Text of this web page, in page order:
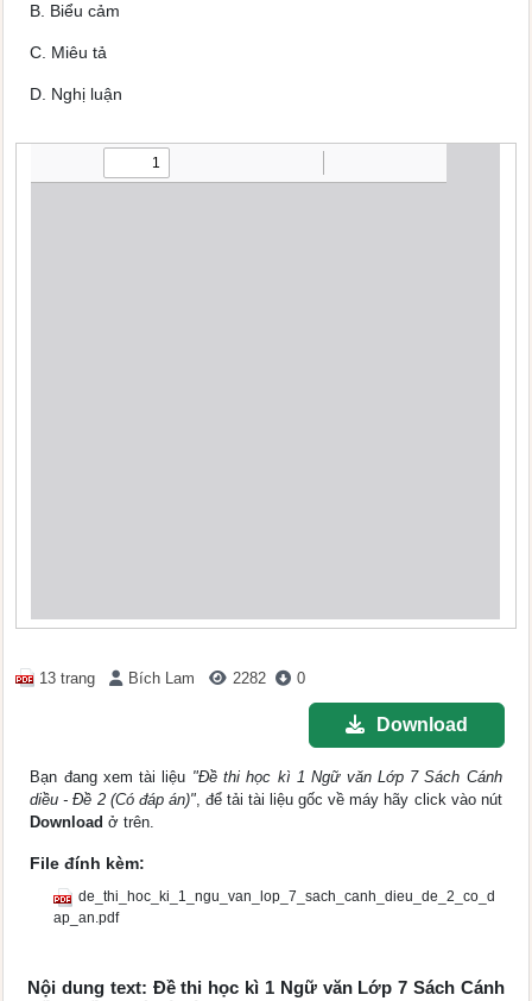
B. Biểu cảm
C. Miêu tả
D. Nghị luận
13 trang Bích Lam 2282 0
Download
Bạn đang xem tài liệu "Đề thi học kì 1 Ngữ văn Lớp 7 Sách Cánh
diều - Đề 2 (Có đáp án)", để tải tài liệu gốc về máy hãy click vào nút
Download ở trên.
File đính kèm:
de_thi_hoc_ki_1_ngu_van_lop_7_sach_canh_dieu_de_2_co_d
ap_an.pdf
Nội dung text: Đề thi học kì 1 Ngữ văn Lớp 7 Sách Cánh